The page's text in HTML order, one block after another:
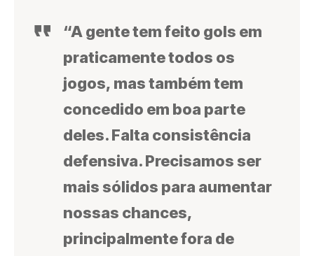
“A gente tem feito gols em
praticamente todos os
jogos, mas também tem
concedido em boa parte
deles. Falta consistência
defensiva. Precisamos ser
mais sólidos para aumentar
nossas chances,
principalmente fora de